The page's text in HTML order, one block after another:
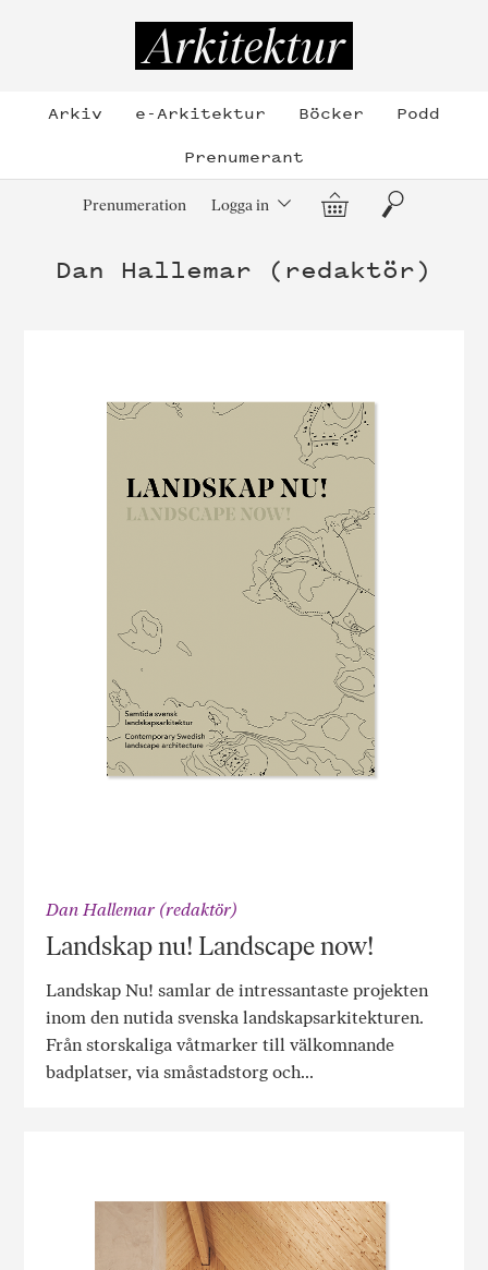
Arkiv e-Arkitektur Böcker
Podd
Prenumerant
Prenumeration Logga in Varukorg
Sök
Dan Hallemar (redaktör)
Dan Hallemar (redaktör)
Landskap nu! Landscape now!
Landskap Nu! samlar de intressantaste projekten
inom den nutida svenska landskapsarkitekturen.
Från storskaliga våtmarker till välkomnande
badplatser, via småstadstorg och...